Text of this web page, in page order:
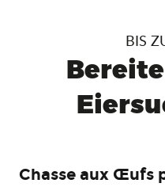
BIS
Chasse aux Œufs